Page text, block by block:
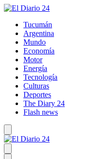
Tucumán
Argentina
Mundo
Economía
Motor
Energía
Tecnología
Culturas
Deportes
The Diary 24
Flash news